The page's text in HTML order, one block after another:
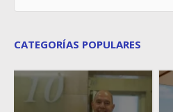
CATEGORÍAS POPULARES